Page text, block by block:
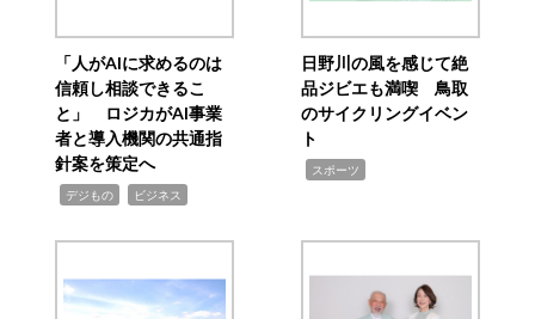
「人がAIに求めるのは
信頼し相談できるこ
と」 ロジカがAI事業
者と導入機関の共通指
針案を策定へ
デジもの ビジネス
日野川の風を感じて絶
品ジビエも満喫 鳥取
のサイクリングイベン
ト
スポーツ